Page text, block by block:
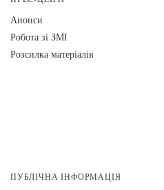
Анонси
Робота зі ЗМІ
Розсилка матеріалів
ПУБЛІЧНА ІНФОРМАЦІЯ